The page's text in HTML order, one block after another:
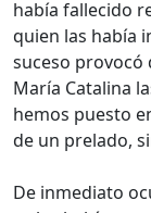
había fallecido
quien las había
suceso provocó
María Catalina
hemos puesto
de un prelado,
De inmediato